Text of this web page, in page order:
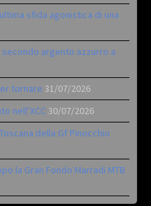
sfida agonistica di una
secondo argento azzurro a
tornare 31/07/2026
nell’XCC 30/07/2026
della Gf Pinocchio
la Gran Fondo Marradi MTB